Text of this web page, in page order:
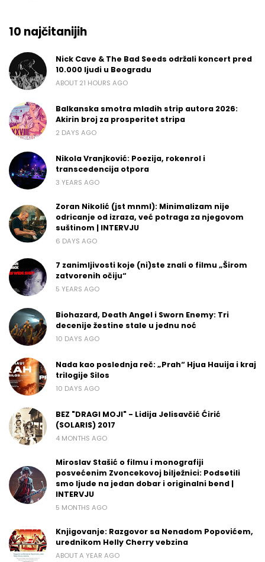
10 najčitanijih
Nick Cave & The Bad Seeds održali koncert pred
10.000 ljudi u Beogradu
ABOUT 21 HOURS AGO
Balkanska smotra mladih strip autora 2026:
Akirin broj za prosperitet stripa
2 DAYS AGO
Nikola Vranjković: Poezija, rokenrol i
transcedencija otpora
3 YEARS AGO
Zoran Nikolić (jst mnml): Minimalizam nije
odricanje od izraza, već potraga za njegovom
suštinom | INTERVJU
6 DAYS AGO
7 zanimljivosti koje (ni)ste znali o filmu „Širom
zatvorenih očiju“
5 YEARS AGO
Biohazard, Death Angel i Sworn Enemy: Tri
decenije žestine stale u jednu noć
10 DAYS AGO
Nada kao poslednja reč: „Prah“ Hjua Hauija i kraj
trilogije Silos
10 DAYS AGO
BEZ "DRAGI MOJI" - Lidija Jelisavčić Ćirić
(SOLARIS) 2017
4 MONTHS AGO
Miroslav Stašić o filmu i monografiji
posvećenim Zvoncekovoj bilježnici: Podsetili
smo ljude na jedan dobar i originalni bend |
INTERVJU
5 MONTHS AGO
Knjigovanje: Razgovor sa Nenadom Popovićem,
urednikom Helly Cherry vebzina
ABOUT A YEAR AGO